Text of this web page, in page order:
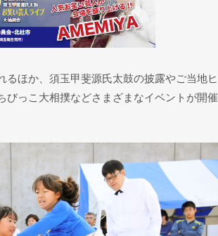
るほか、須玉甲斐源氏太鼓の披露やご当地ヒ
びっこ大相撲などさまざまなイベントが開催